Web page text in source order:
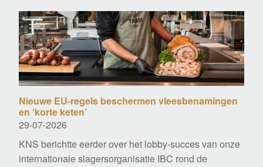
Nieuwe EU-regels beschermen vleesbenamingen
en ‘korte keten’
29-07-2026
KNS berichtte eerder over het lobby-succes van onze
internationale slagersorganisatie IBC rond de